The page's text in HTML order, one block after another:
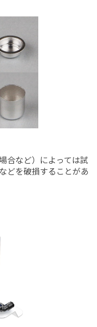
合など）によっては試
どを破損することがあ